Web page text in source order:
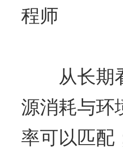
程师
从长期看
源消耗与环
率可以匹配